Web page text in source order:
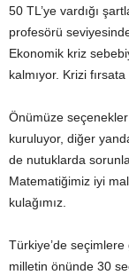
50 TL’ye vardığı
profesörü
Ekonomik kriz
kalmıyor. Krizi
Önümüze seçenekler
kuruluyor, diğer
de nutuklarda
Matematiğimiz iyi
kulağımız.
Türkiye’de seçimlere
milletin önünde 30